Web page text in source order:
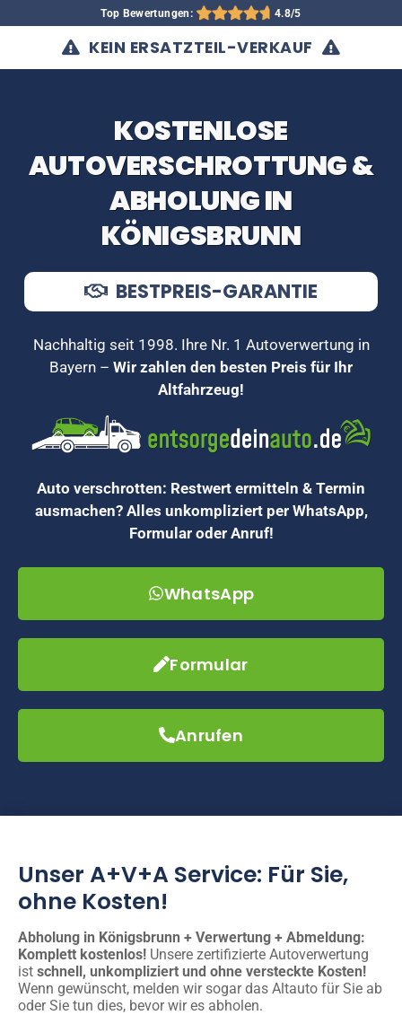
Top Bewertungen: 4.8/5
KEIN ERSATZTEIL-VERKAUF
KOSTENLOSE
AUTOVERSCHROTTUNG &
ABHOLUNG IN
KÖNIGSBRUNN
BESTPREIS-GARANTIE
Nachhaltig seit 1998. Ihre Nr. 1 Autoverwertung in
Bayern – Wir zahlen den besten Preis für Ihr
Altfahrzeug!
Auto verschrotten: Restwert ermitteln & Termin
ausmachen? Alles unkompliziert per WhatsApp,
Formular oder Anruf!
WhatsApp
Formular
Anrufen
Unser A+V+A Service: Für Sie,
ohne Kosten!
Abholung in Königsbrunn + Verwertung + Abmeldung:
Komplett kostenlos! Unsere zertifizierte Autoverwertung
ist schnell, unkompliziert und ohne versteckte Kosten!
Wenn gewünscht, melden wir sogar das Altauto für Sie ab
oder Sie tun dies, bevor wir es abholen.